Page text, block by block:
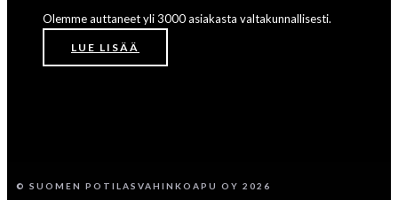
Olemme auttaneet yli 3000 asiakasta valtakunnallisesti.
LUE LISÄÄ
© SUOMEN POTILASVAHINKOAPU OY 2026